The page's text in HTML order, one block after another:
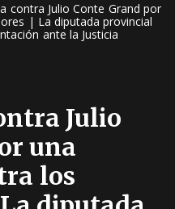
contra Julio Conte Grand por
| La diputada provincial
ante la Justicia
Julio
una
los